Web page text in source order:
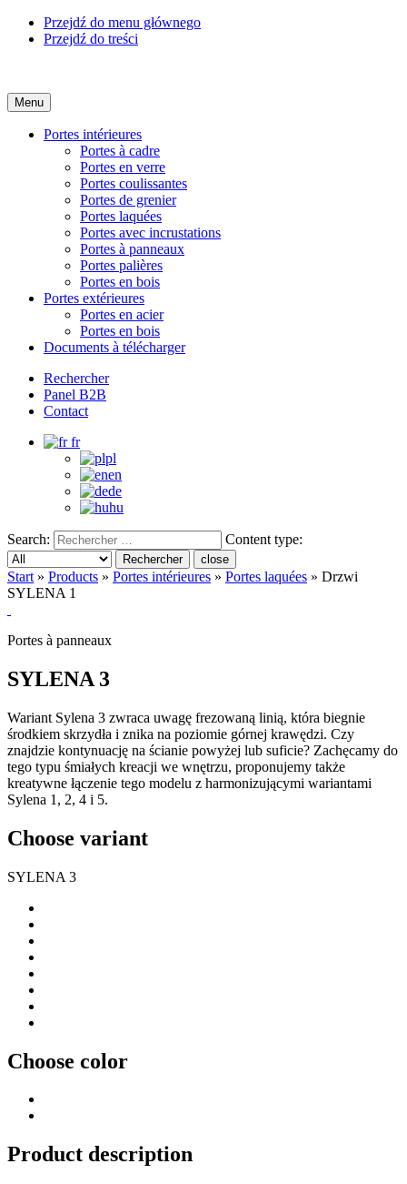
Przejdź do menu głównego
Przejdź do treści
Menu
Portes intérieures
Portes à cadre
Portes en verre
Portes coulissantes
Portes de grenier
Portes laquées
Portes avec incrustations
Portes à panneaux
Portes palières
Portes en bois
Portes extérieures
Portes en acier
Portes en bois
Documents à télécharger
Rechercher
Panel B2B
Contact
fr
pl
en
de
hu
Search: Content type:
Rechercher close
Start » Products » Portes intérieures » Portes laquées » Drzwi
SYLENA 1
Portes à panneaux
SYLENA 3
Wariant Sylena 3 zwraca uwagę frezowaną linią, która biegnie
środkiem skrzydła i znika na poziomie górnej krawędzi. Czy
znajdzie kontynuację na ścianie powyżej lub suficie? Zachęcamy do
tego typu śmiałych kreacji we wnętrzu, proponujemy także
kreatywne łączenie tego modelu z harmonizującymi wariantami
Sylena 1, 2, 4 i 5.
Choose variant
SYLENA 3
Choose color
Product description